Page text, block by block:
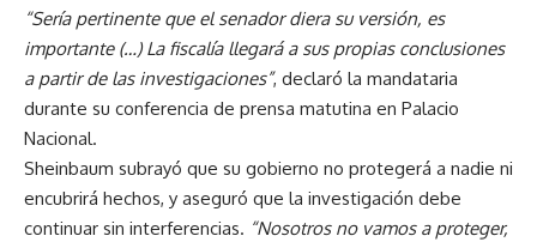
“Sería pertinente que el senador diera su versión, es
importante (…) La fiscalía llegará a sus propias conclusiones
a partir de las investigaciones”, declaró la mandataria
durante su conferencia de prensa matutina en Palacio
Nacional.
Sheinbaum subrayó que su gobierno no protegerá a nadie ni
encubrirá hechos, y aseguró que la investigación debe
continuar sin interferencias. “Nosotros no vamos a proteger,